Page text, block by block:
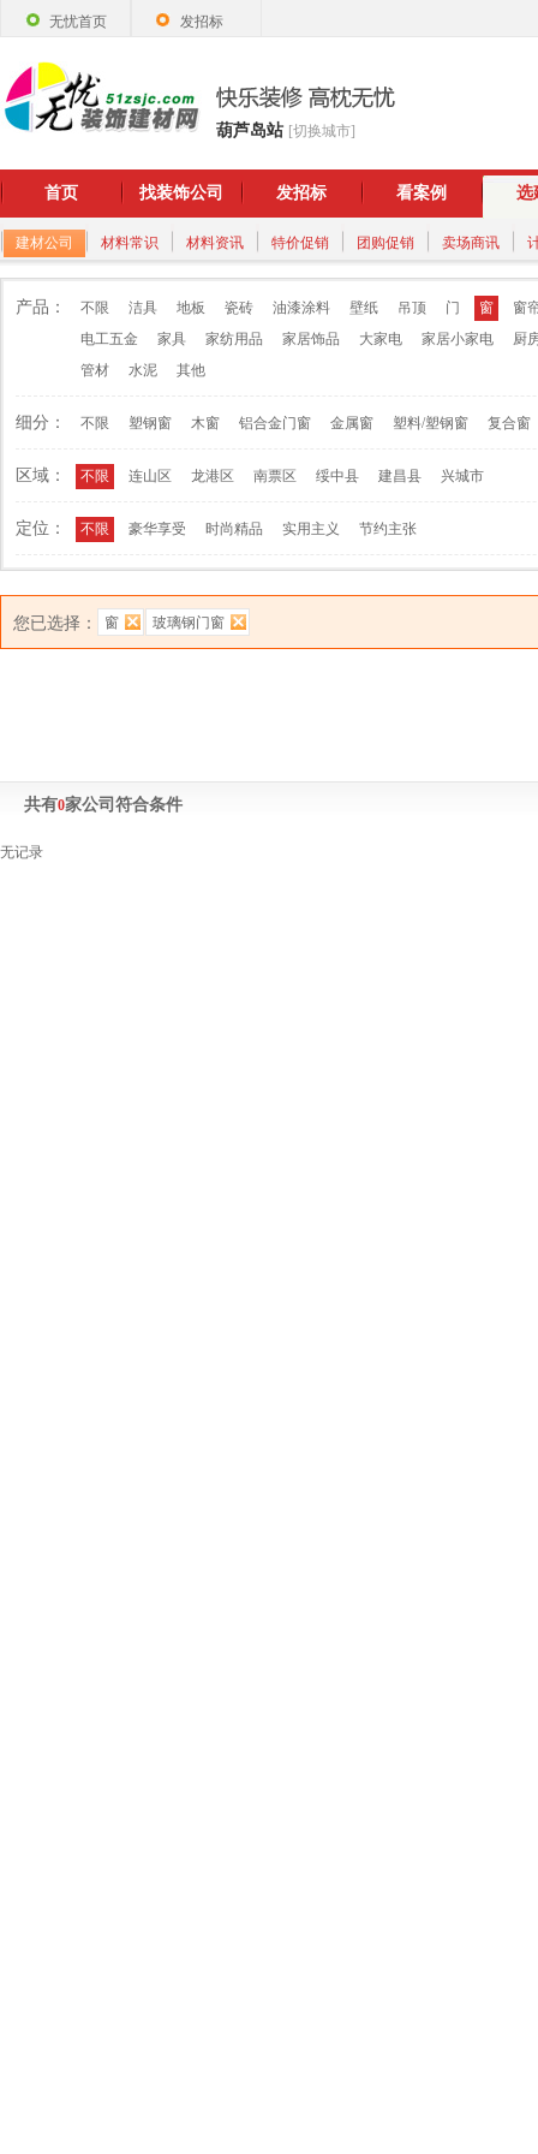
无忧首页 发招标
葫芦岛站 [切换城市]
首页 找装饰公司 发招标 看案例 选
建材公司 材料常识 材料资讯 特价促销 团购促销 卖场商讯
产品： 不限 洁具 地板 瓷砖 油漆涂料 壁纸 吊顶 门 窗
窗
电工五金
家具 家纺用品 家居饰品 大家电 家居小家电
厨
管材
水泥 其他
细分： 不限 塑钢窗 木窗 铝合金门窗 金属窗 塑料/塑钢窗 复合窗
区域： 不限 连山区 龙港区 南票区 绥中县 建昌县 兴城市
定位： 不限 豪华享受 时尚精品 实用主义 节约主张
您已选择： 窗 玻璃钢门窗
共有0家公司符合条件
无记录